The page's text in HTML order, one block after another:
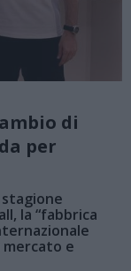
di
per
stagione
la “fabbrica
e